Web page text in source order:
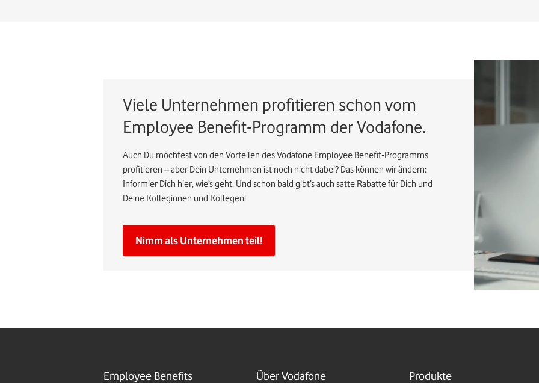
Viele Unternehmen profitieren schon vom
Employee Benefit-Programm der Vodafone.
Auch Du möchtest von den Vorteilen des Vodafone Employee Benefit-Programms
profitieren – aber Dein Unternehmen ist noch nicht dabei? Das können wir ändern:
Informier Dich hier, wie’s geht. Und schon bald gibt’s auch satte Rabatte für Dich und
Deine Kolleginnen und Kollegen!
Nimm als Unternehmen teil!
Employee Benefits Über Vodafone Produkte